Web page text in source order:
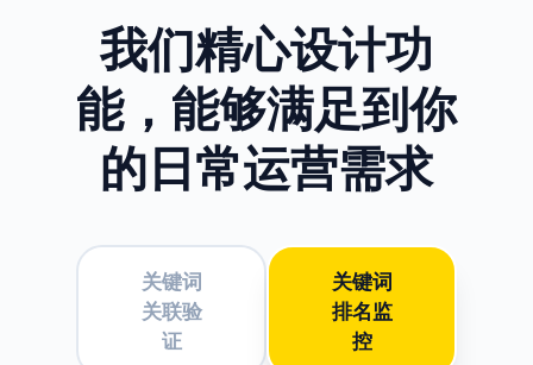
我们精心设计功
能， 能够满足到你
的日常运营需求
关键词
关联验
证
关键词
排名监
控